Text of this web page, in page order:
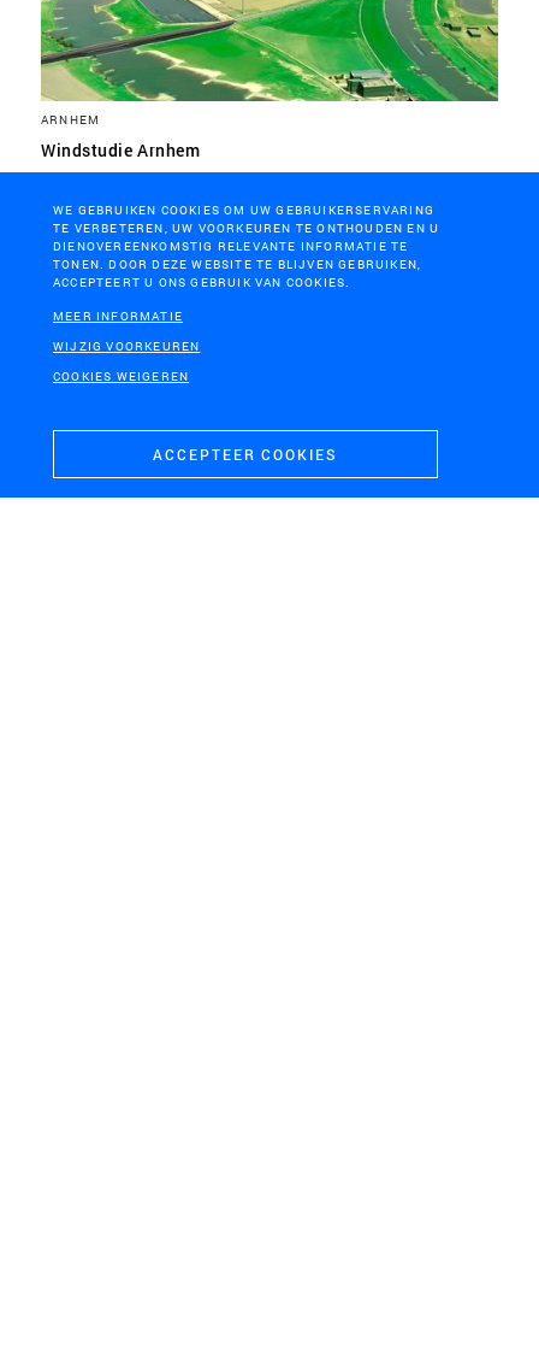
ARNHEM
Windstudie Arnhem
WE GEBRUIKEN COOKIES OM UW GEBRUIKERSERVARING
TE VERBETEREN, UW VOORKEUREN TE ONTHOUDEN EN U
DIENOVEREENKOMSTIG RELEVANTE INFORMATIE TE
TONEN. DOOR DEZE WEBSITE TE BLIJVEN GEBRUIKEN,
ACCEPTEERT U ONS GEBRUIK VAN COOKIES.
MEER INFORMATIE
WIJZIG VOORKEUREN
COOKIES WEIGEREN
ACCEPTEER COOKIES